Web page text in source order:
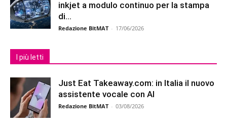
inkjet a modulo continuo per la stampa
di...
Redazione BitMAT - 17/06/2026
I più letti
Just Eat Takeaway.com: in Italia il nuovo
assistente vocale con AI
Redazione BitMAT - 03/08/2026